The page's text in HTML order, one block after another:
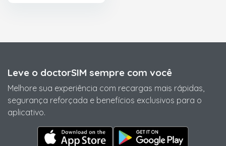
Leve o doctorSIM sempre com você
Melhore sua experiência com recargas mais rápidas,
segurança reforçada e benefícios exclusivos para o
aplicativo.